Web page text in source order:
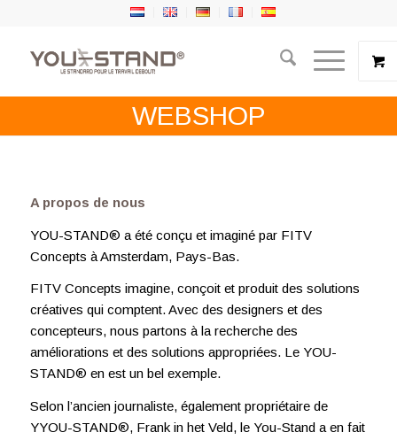
WEBSHOP
A propos de nous
YOU-STAND® a été conçu et imaginé par FITV
Concepts à Amsterdam, Pays-Bas.
FITV Concepts imagine, conçoit et produit des solutions
créatives qui comptent. Avec des designers et des
concepteurs, nous partons à la recherche des
améliorations et des solutions appropriées. Le YOU-
STAND® en est un bel exemple.
Selon l’ancien journaliste, également propriétaire de
YYOU-STAND®, Frank in het Veld, le You-Stand a en fait